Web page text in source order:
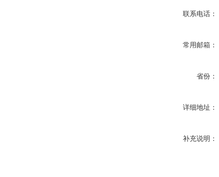
联系电话：
常用邮箱：
省份：
详细地址：
补充说明：